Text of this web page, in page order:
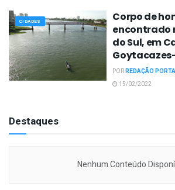
CIDADES
Corpo de
encontrado
do Sul, em
PORREDAÇÃO
15/02/2022
Destaques
Nenhum Conteúdo